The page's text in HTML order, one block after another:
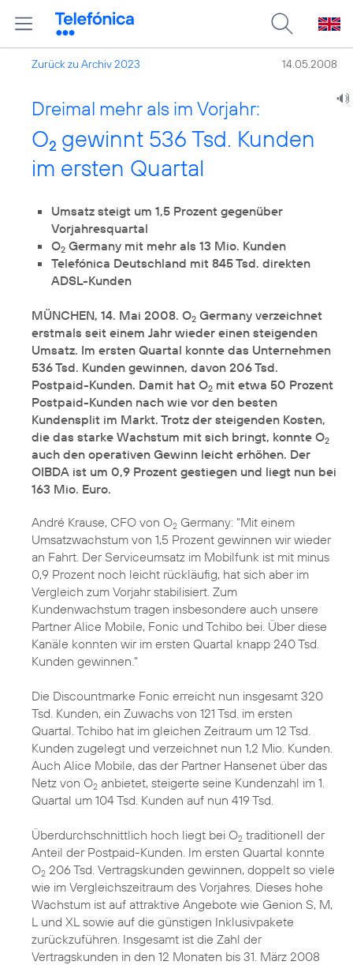
Zurück zu Archiv 2023 14.05.2008
Dreimal mehr als im Vorjahr:
O2 gewinnt 536 Tsd. Kunden
im ersten Quartal
Umsatz steigt um 1,5 Prozent gegenüber
Vorjahresquartal
O2 Germany mit mehr als 13 Mio. Kunden
Telefónica Deutschland mit 845 Tsd. direkten
ADSL-Kunden
MÜNCHEN, 14. Mai 2008. O2 Germany verzeichnet
erstmals seit einem Jahr wieder einen steigenden
Umsatz. Im ersten Quartal konnte das Unternehmen
536 Tsd. Kunden gewinnen, davon 206 Tsd.
Postpaid-Kunden. Damit hat O2 mit etwa 50 Prozent
Postpaid-Kunden nach wie vor den besten
Kundensplit im Markt. Trotz der steigenden Kosten,
die das starke Wachstum mit sich bringt, konnte O2
auch den operativen Gewinn leicht erhöhen. Der
OIBDA ist um 0,9 Prozent gestiegen und liegt nun bei
163 Mio. Euro.
André Krause, CFO von O2 Germany: "Mit einem
Umsatzwachstum von 1,5 Prozent gewinnen wir wieder
an Fahrt. Der Serviceumsatz im Mobilfunk ist mit minus
0,9 Prozent noch leicht rückläufig, hat sich aber im
Vergleich zum Vorjahr stabilisiert. Zum
Kundenwachstum tragen insbesondere auch unsere
Partner Alice Mobile, Fonic und Tchibo bei. Über diese
Kanäle konnten wir im ersten Quartal knapp 240 Tsd.
Kunden gewinnen."
Die Discountmarke Fonic erreicht nun insgesamt 320
Tsd. Kunden, ein Zuwachs von 121 Tsd. im ersten
Quartal. Tchibo hat im gleichen Zeitraum um 12 Tsd.
Kunden zugelegt und verzeichnet nun 1,2 Mio. Kunden.
Auch Alice Mobile, das der Partner Hansenet über das
Netz von O2 anbietet, steigerte seine Kundenzahl im 1.
Quartal um 104 Tsd. Kunden auf nun 419 Tsd.
Überdurchschnittlich hoch liegt bei O2 traditionell der
Anteil der Postpaid-Kunden. Im ersten Quartal konnte
O2 206 Tsd. Vertragskunden gewinnen, doppelt so viele
wie im Vergleichszeitraum des Vorjahres. Dieses hohe
Wachstum ist auf attraktive Angebote wie Genion S, M,
L und XL sowie auf die günstigen Inklusivpakete
zurückzuführen. Insgesamt ist die Zahl der
Vertragskunden in den 12 Monaten bis 31. März 2008